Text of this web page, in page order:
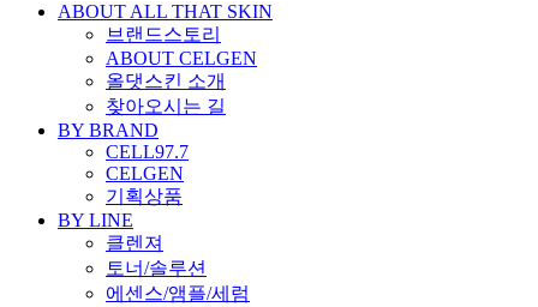
ABOUT ALL THAT SKIN
브랜드스토리
ABOUT CELGEN
올댓스킨 소개
찾아오시는 길
BY BRAND
CELL97.7
CELGEN
기획상품
BY LINE
클렌져
토너/솔루션
에센스/앰플/세럼